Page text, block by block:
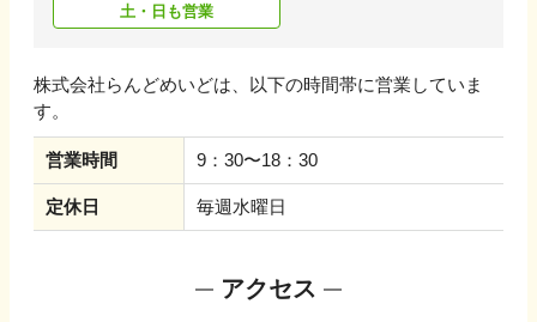
土・日も営業
株式会社らんどめいどは、以下の時間帯に営業していま
す。
営業時間 9：30〜18：30
定休日 毎週水曜日
アクセス